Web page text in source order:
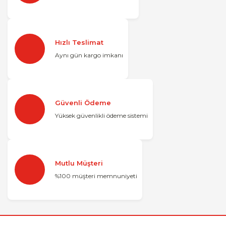
Hızlı Teslimat
Aynı gün kargo imkanı
Güvenli Ödeme
Yüksek güvenlikli ödeme sistemi
Mutlu Müşteri
%100 müşteri memnuniyeti